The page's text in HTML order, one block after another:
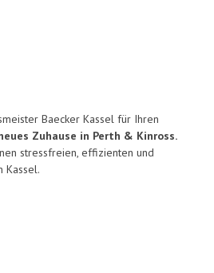
Baecker Kassel für Ihren
Zuhause in Perth & Kinross.
stressfreien, effizienten und
Kassel.